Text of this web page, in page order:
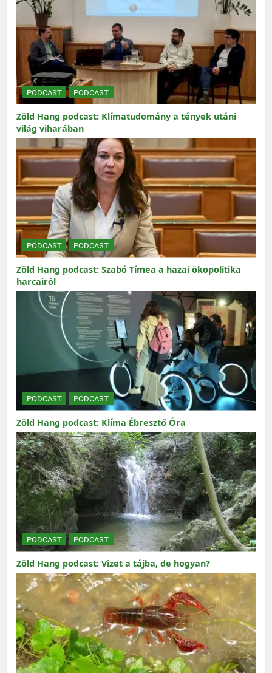
PODCAST PODCAST.
Zöld Hang podcast: Klímatudomány a tények utáni
világ viharában
PODCAST PODCAST.
Zöld Hang podcast: Szabó Tímea a hazai ökopolitika
harcairól
PODCAST PODCAST.
Zöld Hang podcast: Klíma Ébresztő Óra
PODCAST PODCAST.
Zöld Hang podcast: Vizet a tájba, de hogyan?